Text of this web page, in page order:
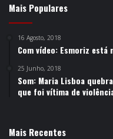
Mais Populares
16 Agosto, 2018
Com vídeo: Esmoriz
25 Junho, 2018
Som: Maria Lisboa
que foi vítima de
Mais Recentes